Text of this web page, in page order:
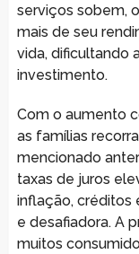
serviços sobem,
mais de seu
vida, dificultando
investimento.
Com o aumento
as famílias
mencionado
taxas de juros
inflação, créditos
e desafiadora. A
muitos